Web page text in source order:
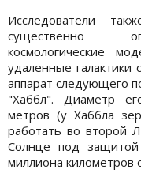
Исследователи
существенно
космологические
удаленные
аппарат следующего
"Хаббл". Диаметр
метров (у Хаббла
работать во второй
Солнце под
миллиона километров